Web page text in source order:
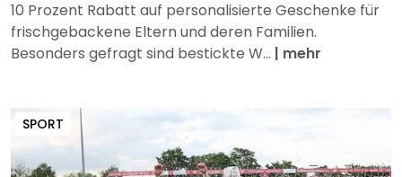
10 Prozent Rabatt auf personalisierte Geschenke für
frischgebackene Eltern und deren Familien.
Besonders gefragt sind bestickte W... | mehr
SPORT